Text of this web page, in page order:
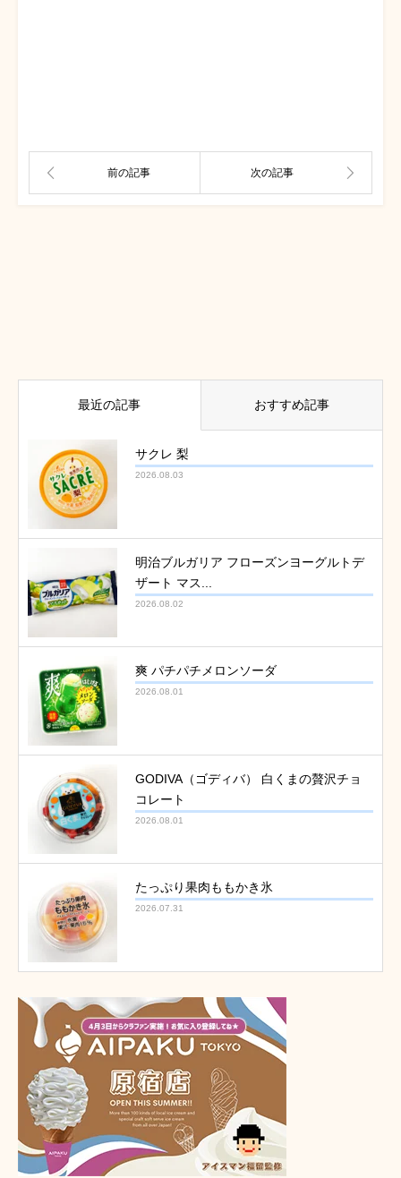
最近の記事 おすすめ記事
サクレ 梨
2026.08.03
明治ブルガリア フローズンヨーグルトデ
ザート マス...
2026.08.02
爽 パチパチメロンソーダ
2026.08.01
GODIVA（ゴディバ） 白くまの贅沢チョ
コレート
2026.08.01
たっぷり果肉ももかき氷
2026.07.31